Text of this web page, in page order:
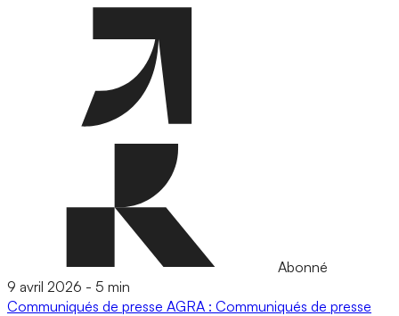
Abonné
9 avril 2026 - 5 min
Communiqués de presse AGRA : Communiqués de presse